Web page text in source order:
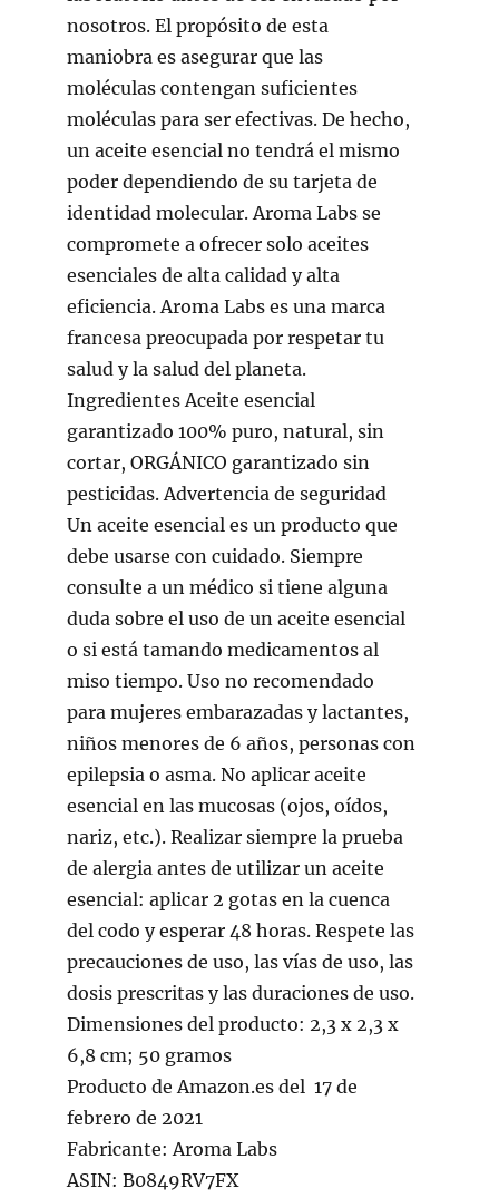
nosotros. El propósito de esta
maniobra es asegurar que las
moléculas contengan suficientes
moléculas para ser efectivas. De hecho,
un aceite esencial no tendrá el mismo
poder dependiendo de su tarjeta de
identidad molecular. Aroma Labs se
compromete a ofrecer solo aceites
esenciales de alta calidad y alta
eficiencia. Aroma Labs es una marca
francesa preocupada por respetar tu
salud y la salud del planeta.
Ingredientes Aceite esencial
garantizado 100% puro, natural, sin
cortar, ORGÁNICO garantizado sin
pesticidas. Advertencia de seguridad
Un aceite esencial es un producto que
debe usarse con cuidado. Siempre
consulte a un médico si tiene alguna
duda sobre el uso de un aceite esencial
o si está tamando medicamentos al
miso tiempo. Uso no recomendado
para mujeres embarazadas y lactantes,
niños menores de 6 años, personas con
epilepsia o asma. No aplicar aceite
esencial en las mucosas (ojos, oídos,
nariz, etc.). Realizar siempre la prueba
de alergia antes de utilizar un aceite
esencial: aplicar 2 gotas en la cuenca
del codo y esperar 48 horas. Respete las
precauciones de uso, las vías de uso, las
dosis prescritas y las duraciones de uso.
Dimensiones del producto: 2,3 x 2,3 x
6,8 cm; 50 gramos
Producto de Amazon.es del ‎ 17 de
febrero de 2021
Fabricante: Aroma Labs
ASIN: B0849RV7FX